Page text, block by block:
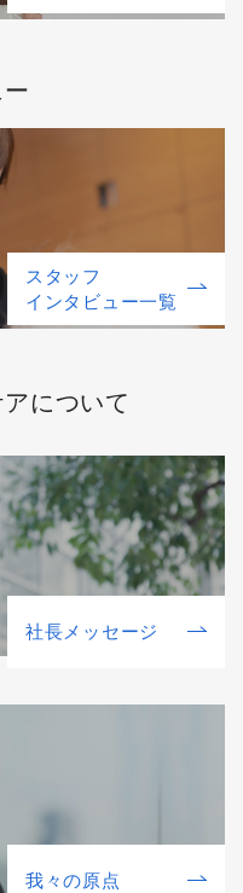
ー
スタッフ
インタビュー一覧
アについて
社⻑メッセージ
我々の原点